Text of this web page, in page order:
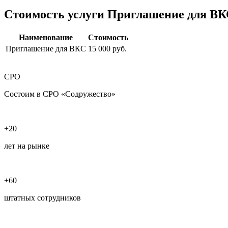
Стоимость услуги Приглашение для
Наименование
Стоимость
Приглашение для ВКС 15 000 руб.
СРО
Состоим в СРО «Содружество»
+20
лет на рынке
+60
штатных сотрудников